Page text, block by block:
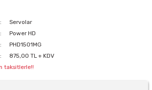
Servolar
Power HD
PHD1501MG
875,00 TL + KDV
taksitlerle!!